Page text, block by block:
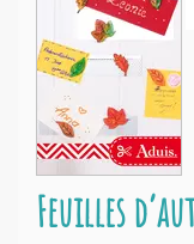
Feuilles